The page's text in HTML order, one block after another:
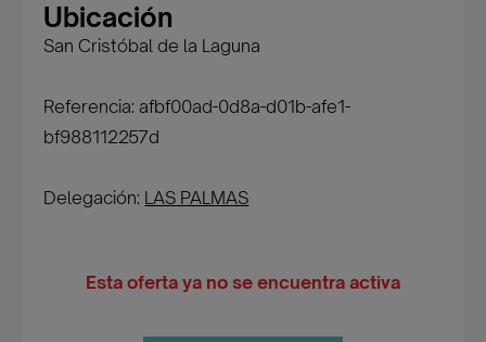
Ubicación
San Cristóbal de la Laguna
Referencia: afbf00ad-0d8a-d01b-afe1-
bf988112257d
Delegación: LAS PALMAS
Esta oferta ya no se encuentra activa